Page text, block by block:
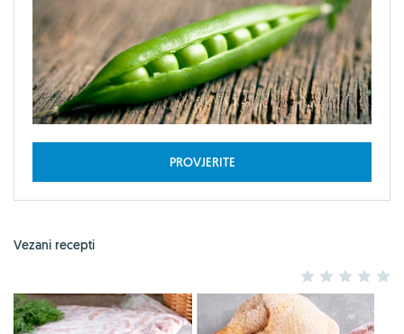
PROVJERITE
Vezani recepti
2 3 4